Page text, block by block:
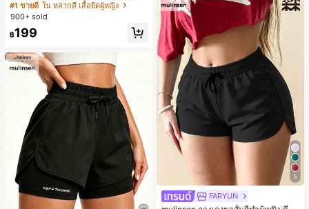
อวีปกเสื้อ ลายพิมพ์ดิจิทัลลายทาง สไตล์
สปอร์ตแฟชั่นมินิมอล ของขวัญสำหรับเ
พื่อน
#1 ขายดี ใน หลากสี เสื้อยืดผู้หญิง
900+ sold
฿199
5
FARYUN